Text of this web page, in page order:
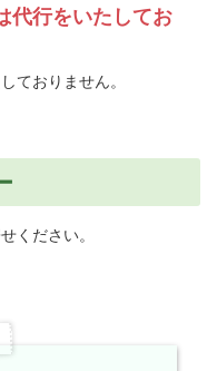
代行をいたしてお
ておりません。
ください。